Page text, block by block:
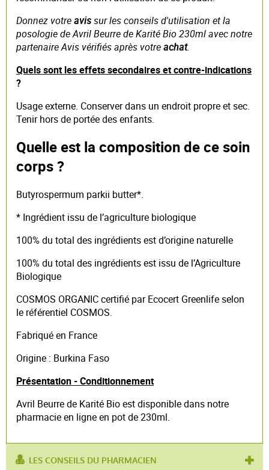
Donnez votreavissur les conseils d'utilisation et la
posologie de Avril Beurre de Karité Bio 230ml avec notre
partenaire Avis vérifiés après votreachat.
Quels sont les effets secondaires et contre-indications
?
Usage externe. Conserver dans un endroit propre et sec.
Tenir hors de portée des enfants.
Quelle est la composition de ce soin
corps ?
Butyrospermum parkii butter*.
* Ingrédient issu de l’agriculture biologique
100% du total des ingrédients est d’origine naturelle
100% du total des ingrédients est issu de l’Agriculture
Biologique
COSMOS ORGANIC certifié par Ecocert Greenlife selon
le référentiel COSMOS.
Fabriqué en France
Origine : Burkina Faso
Présentation - Conditionnement
Avril Beurre de Karité Bio est disponible dans notre
pharmacie en ligne en pot de 230ml.
LES CONSEILS DU PHARMACIEN